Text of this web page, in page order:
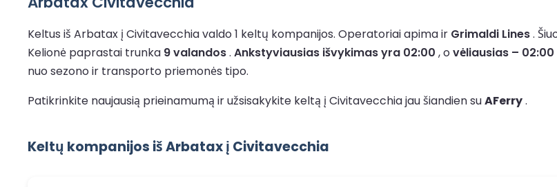
Keltus iš Arbatax į Civitavecchia valdo 1 keltų kompanijos. Operatoriai apima ir Grimaldi Lines.
Kelionė paprastai trunka 9 valandos. Ankstyviausias išvykimas yra 02:00 , o vėliausias – 02:00
nuo sezono ir transporto priemonės tipo.
Patikrinkite naujausią prieinamumą ir užsisakykite keltą į Civitavecchia jau šiandien suAFerry.
Keltų kompanijos iš Arbatax į Civitavecchia